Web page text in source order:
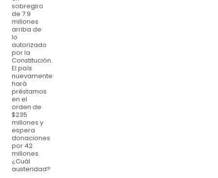
sobregiro
de 7.9
millones
arriba de
lo
autorizado
por la
Constitución.
El país
nuevamente
hará
préstamos
en el
orden de
$235
millones y
espera
donaciones
por 42
millones.
¿Cuál
austeridad?